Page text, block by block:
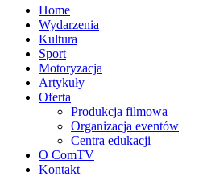
Home
Wydarzenia
Kultura
Sport
Motoryzacja
Artykuły
Oferta
Produkcja filmowa
Organizacja eventów
Centra edukacji
O ComTV
Kontakt